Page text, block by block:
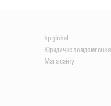
bp global
Юридичне повідомлення
Мапа сайту